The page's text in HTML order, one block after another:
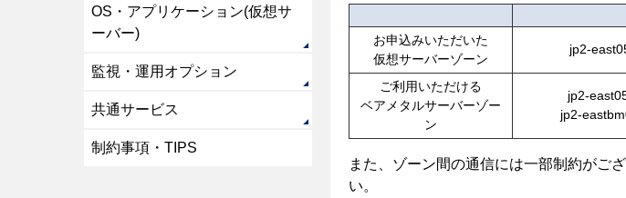
お申込みいただいた
仮想サーバーゾーン
jp2-
ご利用いただける
ベアメタルサーバーゾー
ン
jp2-
jp2-
また、ゾーン間の通信には一部制約がご
い。
OS・アプリケーション(仮想サ
ーバー)
監視・運用オプション
共通サービス
制約事項・TIPS